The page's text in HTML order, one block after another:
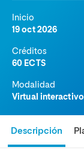
Inicio
19 oct 2026
Créditos
60 ECTS
Modalidad
Virtual interactivo
Descripción